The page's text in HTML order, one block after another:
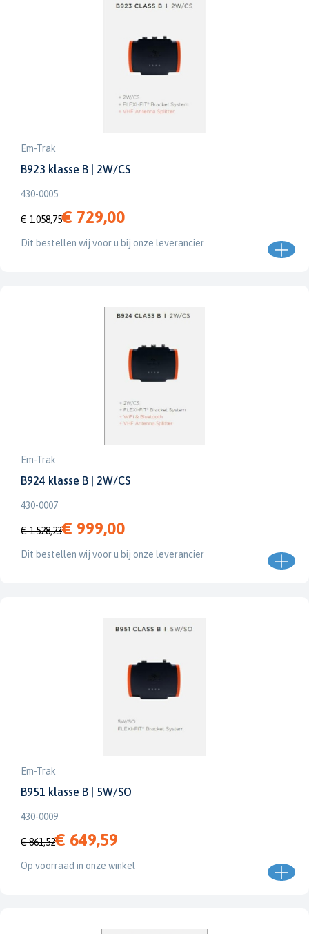
Em-Trak
B923 klasse B | 2W/CS
430-0005
€ 1.058,75€ 729,00
Dit bestellen wij voor u bij onze leverancier
Em-Trak
B924 klasse B | 2W/CS
430-0007
€ 1.528,23€ 999,00
Dit bestellen wij voor u bij onze leverancier
Em-Trak
B951 klasse B | 5W/SO
430-0009
€ 861,52€ 649,59
Op voorraad in onze winkel